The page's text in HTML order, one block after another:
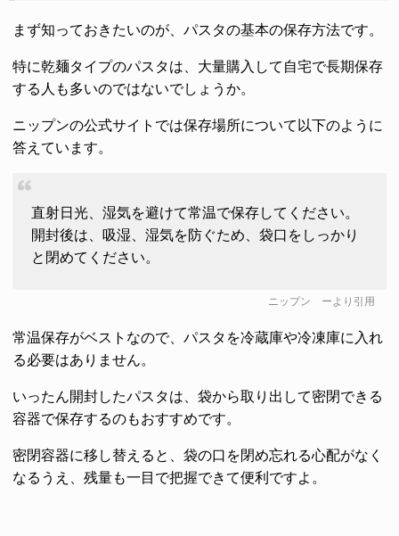
まず知っておきたいのが、パスタの基本の保存方法です。
特に乾麺タイプのパスタは、大量購入して自宅で長期保存
する人も多いのではないでしょうか。
ニップンの公式サイトでは保存場所について以下のように
答えています。
直射日光、湿気を避けて常温で保存してください。
開封後は、吸湿、湿気を防ぐため、袋口をしっかり
と閉めてください。
ニップン ーより引用
常温保存がベストなので、パスタを冷蔵庫や冷凍庫に入れ
る必要はありません。
いったん開封したパスタは、袋から取り出して密閉できる
容器で保存するのもおすすめです。
密閉容器に移し替えると、袋の口を閉め忘れる心配がなく
なるうえ、残量も一目で把握できて便利ですよ。